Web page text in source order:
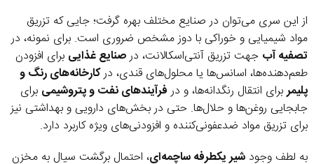
از این سری می‌توان در صنایع مختلف بهره گرفت؛ جایی که تزریق
مواد شیمیایی و خوراکی با دوز مشخص ضروری است. برای نمونه، در
تصفیه آب جهت تزریق آنتی‌اسکالانت، درصنایع غذایی برای افزودن
طعم‌دهنده‌ها، اسانس‌ها یا محلول‌های قندی، درکارخانه‌های رنگ و
پلیمربرای انتقال رنگدانه‌ها، و درفرآیندهای نفت و پتروشیمی برای
جابجایی روغن‌ها و حلال‌ها. حتی در بخش‌های دارویی و بهداشتی نیز
برای تزریق مواد ضدعفونی‌کننده و افزودنی‌های ویژه کاربرد دارد.
به لطف وجود شیر یکطرفه ساچمه‌ای، احتمال برگشت سیال به مخزن